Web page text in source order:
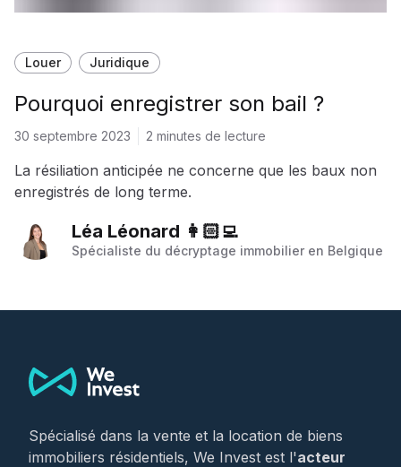
Louer Juridique
Pourquoi enregistrer son bail ?
30 septembre 2023 2 minutes de lecture
La résiliation anticipée ne concerne que les baux non
enregistrés de long terme.
Léa Léonard 👩🏻‍💻
Spécialiste du décryptage immobilier en Belgique
Spécialisé dans la vente et la location de biens
immobiliers résidentiels, We Invest est l'acteur